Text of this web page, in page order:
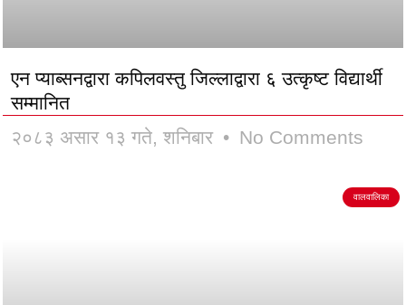
एन प्याब्सनद्वारा कपिलवस्तु जिल्लाद्वारा ६ उत्कृष्ट विद्यार्थी
सम्मानित
२०८३ असार १३ गते, शनिबार
No Comments
वालवालिका